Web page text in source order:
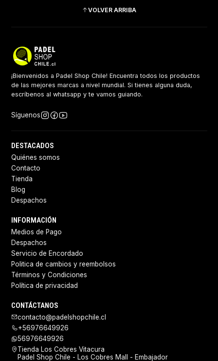
VOLVER ARRIBA
¡Bienvenidos a Padel Shop Chile! Encuentra todos los productos
de las mejores marcas a nivel mundial. Si tienes alguna duda,
escríbenos al whatsapp y te vamos guiando.
Síguenos
DESTACADOS
Quiénes somos
Contacto
Tienda
Blog
Despachos
INFORMACIÓN
Medios de Pago
Despachos
Servicio de Encordado
Politica de cambios y reembolsos
Términos y Condiciones
Política de privacidad
CONTÁCTANOS
contacto@padelshopchile.cl
+56976649926
56976649926
Tienda Los Cobres Vitacura
Padel Shop Chile - Los Cobres Mall - Embajador